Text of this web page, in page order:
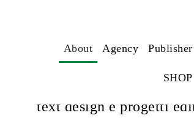
About Agency Publisher
SHOP
franzLAB è uno
specializzato in
text design e progetti